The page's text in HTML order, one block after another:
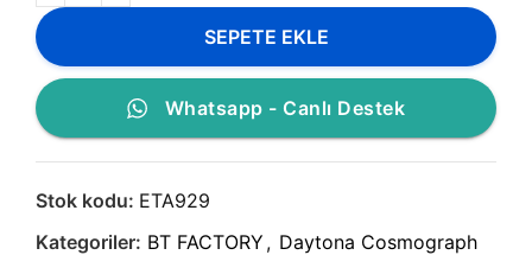
SEPETE EKLE
Whatsapp - Canlı Destek
Stok kodu: ETA929
Kategoriler: BT FACTORY , Daytona Cosmograph